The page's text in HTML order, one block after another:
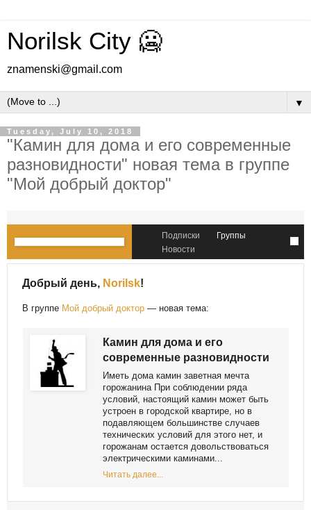
Norilsk City 🥶
znamenski@gmail.com
▼
Tuesday, July 10, 2018
"Камин для дома и его современные
разновидности" новая тема в группе
"Мой добрый доктор"
Подписки
Группы
Новости
Добрый день, Norilsk!
В группе Мой добрый доктор — новая тема:
Камин для дома и его
современные разновидности
Иметь дома камин заветная мечта
горожанина При соблюдении ряда
условий, настоящий камин может быть
устроен в городской квартире, но в
подавляющем большинстве случаев
технических условий для этого нет, и
горожанам остается довольствоваться
электрическими каминами...
Читать далее...